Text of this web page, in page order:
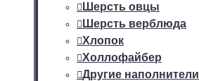
Шерсть овцы
Шерсть верблюда
Хлопок
Холлофайбер
Другие наполнители